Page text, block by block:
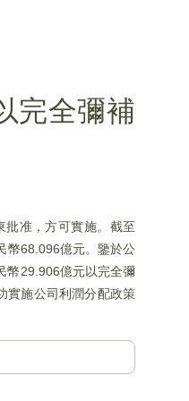
完全彌補
批准，方可實施。截至
幣68.096億元。鑒於公
幣29.906億元以完全彌
實施公司利潤分配政策